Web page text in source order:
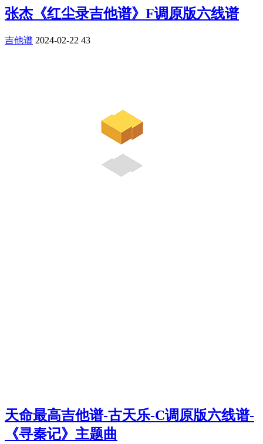
张杰《红尘录吉他谱》F调原版六线谱
吉他谱 2024-02-22 43
天命最高吉他谱-古天乐-C调原版六线谱-
《寻秦记》主题曲